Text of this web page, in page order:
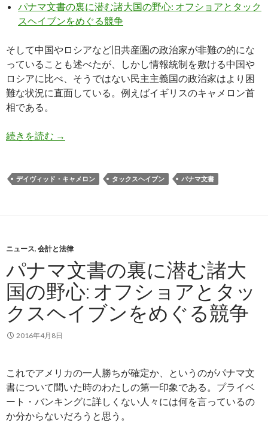
パナマ文書の裏に潜む諸大国の野心: オフショアとタック
スヘイブンをめぐる競争
そして中国やロシアなど旧共産圏の政治家が非難の的にな
っていることも述べたが、しかし情報統制を敷ける中国や
ロシアに比べ、そうではない民主主義国の政治家はより困
難な状況に直面している。例えばイギリスのキャメロン首
相である。
続きを読む イギリスのキャメロン首相、パナマ文書問題で
→
デイヴィッド・キャメロン タックスヘイブン パナマ文書
ニュース, 会計と法律
パナマ文書の裏に潜む諸大
国の野心: オフショアとタッ
クスヘイブンをめぐる競争
2016年4月8日
これでアメリカの一人勝ちが確定か、というのがパナマ文
書について聞いた時のわたしの第一印象である。プライベ
ート・バンキングに詳しくない人々には何を言っているの
か分からないだろうと思う。